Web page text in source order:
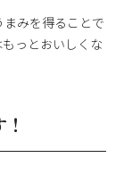
みを得ることで
っとおいしくな